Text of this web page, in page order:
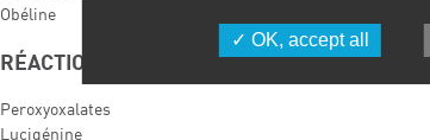
Obéline
RÉACTIONS DE CHIMILUMINESCENCE
Peroxyoxalates
Lucigénine
OK, accept all